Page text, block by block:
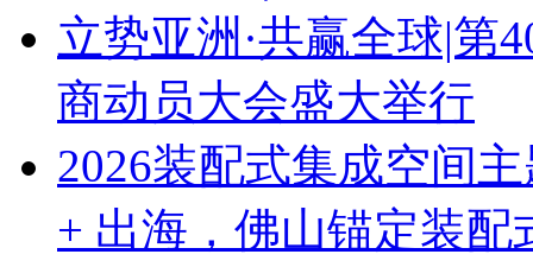
立势亚洲·共赢全球|第
商动员大会盛大举行
2026装配式集成空间
+ 出海，佛山锚定装